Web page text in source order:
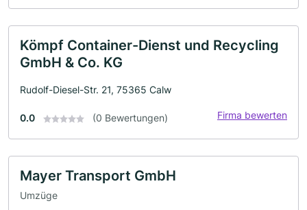
Kömpf Container-Dienst und Recycling
GmbH & Co. KG
Rudolf-Diesel-Str. 21, 75365 Calw
0.0 (0 Bewertungen) Firma bewerten
Mayer Transport GmbH
Umzüge